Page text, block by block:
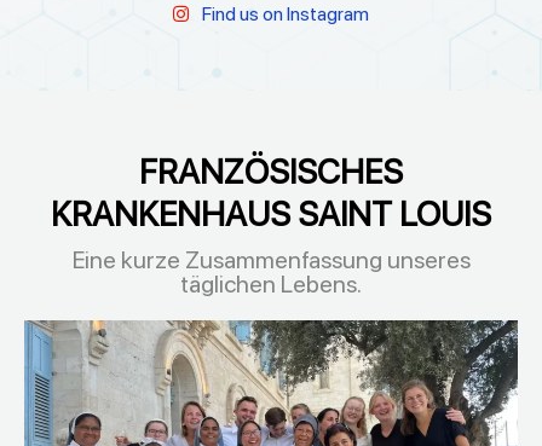
Find us on Instagram
FRANZÖSISCHES
KRANKENHAUS SAINT LOUIS
Eine kurze Zusammenfassung unseres
täglichen Lebens.